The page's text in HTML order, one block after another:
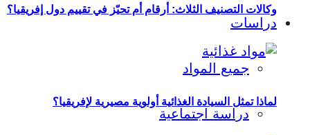
دراسات
جميع المواد
دراسة اجتماعية
وكالات التصنيف الثلاث: أرقام أم تحيّز في تقييم دول إفريقيا؟
لماذا تمثل السيادة الغذائية أولوية مصيرية لإفريقيا؟